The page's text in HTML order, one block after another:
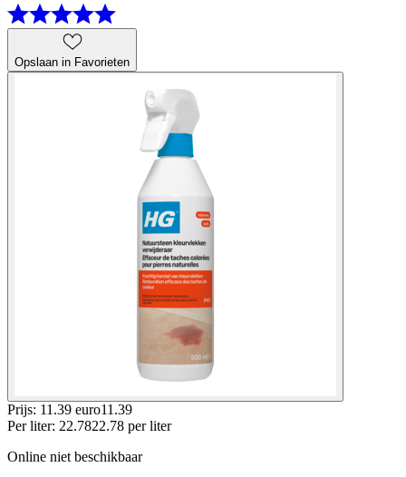
Opslaan in Favorieten
Prijs: 11.39 euro11 .39
Per liter: 22.7822.78 per liter
Online niet beschikbaar